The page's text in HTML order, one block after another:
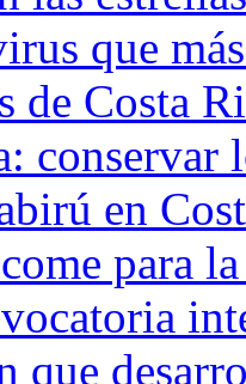
que
de Costa
conservar
en
para
que